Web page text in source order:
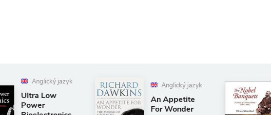
Anglický jazyk
An Appetite
For Wonder
Anglický jazyk
BANQUETS,